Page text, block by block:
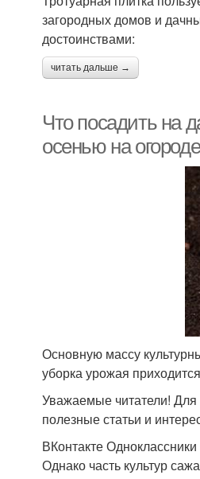
загородных домов и
достоинствами:
читать дальше →
Что посадить на
осенью на огороде
Основную массу
уборка урожая
Уважаемые читатели! Для
полезные статьи и
ВКонтакте
Однако часть культур